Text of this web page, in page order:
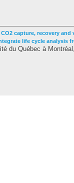
CO2 capture, recovery
life cycle analysis
du Québec à